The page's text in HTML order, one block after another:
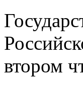
втором